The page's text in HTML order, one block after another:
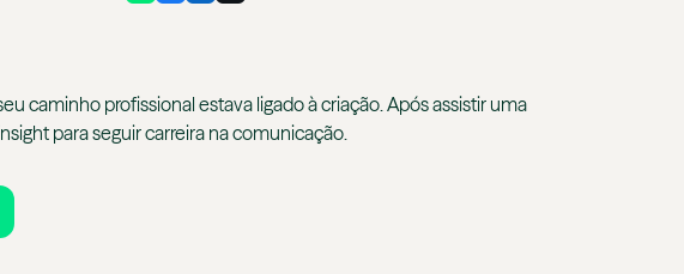
caminho profissional estava ligado à criação. Após assistir uma
para seguir carreira na comunicação.